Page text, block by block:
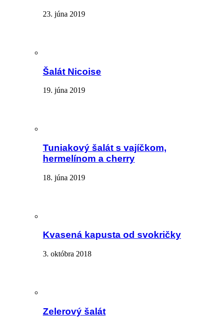
23. júna 2019
Šalát Nicoise
19. júna 2019
Tuniakový šalát s vajíčkom,
hermelínom a cherry
18. júna 2019
Kvasená kapusta od svokričky
3. októbra 2018
Zelerový šalát